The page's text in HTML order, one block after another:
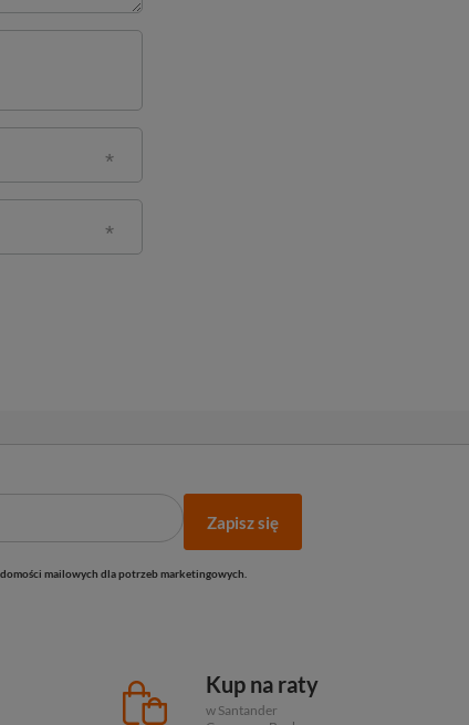
Zapisz się
mailowych dla potrzeb marketingowych.
Kup na raty
w Santander